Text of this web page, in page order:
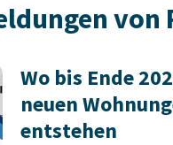
von
Wo bis Ende
neuen
entstehen